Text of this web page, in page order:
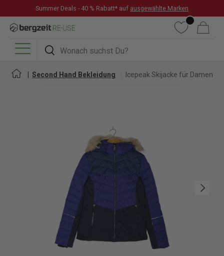
DIREKT ZUM INHALT
Summer Deals - 40 % Rabatt* auf ausgewählte Marken
Suchen
Suchen
WunschlisteWarenkorb
Menü
Second Hand Bekleidung Icepeak Skijacke für Damen
Nächste